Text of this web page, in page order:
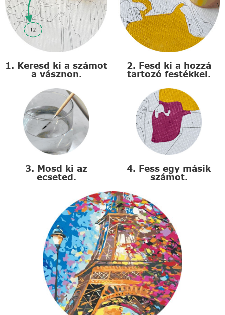
1. Keresd ki a számot
a vásznon.
2. Fesd ki a hozzá
tartozó festékkel.
3. Mosd ki az
ecseted.
4. Fess egy másik
számot.